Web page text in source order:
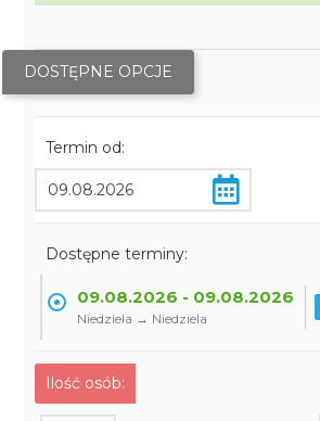
DOSTĘPNE OPCJE
Termin od:
Dostępne terminy:
09.08.2026 - 09.08.2026
Niedziela → Niedziela
Ilość osób: